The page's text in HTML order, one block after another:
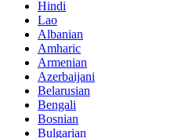
Hindi
Lao
Albanian
Amharic
Armenian
Azerbaijani
Belarusian
Bengali
Bosnian
Bulgarian